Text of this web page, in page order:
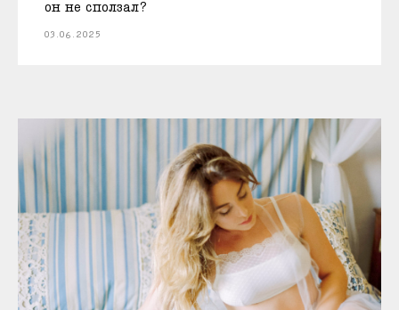
он не сползал?
03.06.2025